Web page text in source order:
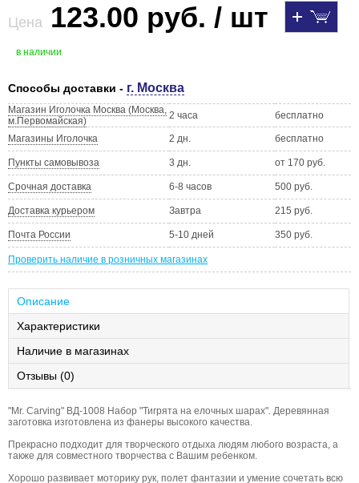
Цена 123.00 руб. / шт
в наличии
Способы доставки - г. Москва
Магазин Иголочка Москва (Москва,
м.Первомайская)
2 часа бесплатно
Магазины Иголочка 2 дн. бесплатно
Пункты самовывоза 3 дн. от 170 руб.
Срочная доставка 6-8 часов 500 руб.
Доставка курьером Завтра 215 руб.
Почта России 5-10 дней 350 руб.
Проверить наличие в розничных магазинах
Описание
Характеристики
Наличие в магазинах
Отзывы (0)
"Mr. Carving" ВД-1008 Набор "Тигрята на елочных шарах". Деревянная
заготовка изготовлена из фанеры высокого качества.
Прекрасно подходит для творческого отдыха людям любого возраста, а
также для совместного творчества с Вашим ребенком.
Хорошо развивает моторику рук, полет фантазии и умение сочетать всю